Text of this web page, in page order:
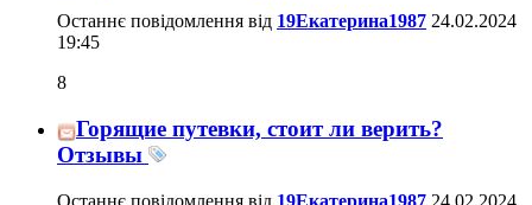
Останнє повідомлення від 19Екатерина1987 24.02.2024
19:45
8
Горящие путевки, стоит ли верить?
Отзывы
Останнє повідомлення від 19Екатерина1987 24.02.2024